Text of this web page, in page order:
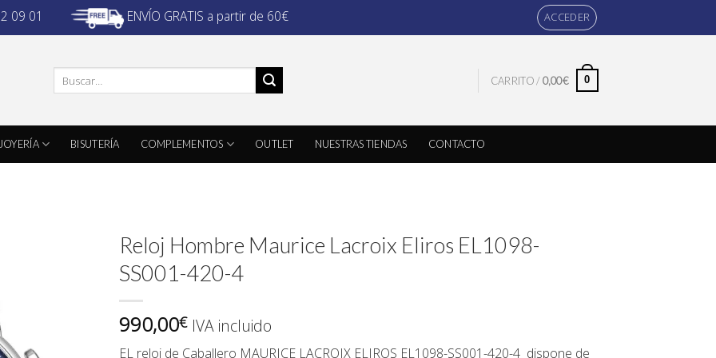
09 01 ENVÍO GRATIS a partir de 60€ ACCEDER
por:
CARRITO /0,00€ 0
JOYERÍA BISUTERÍA COMPLEMENTOS OUTLET NUESTRAS TIENDAS CONTACTO
Reloj Hombre Maurice Lacroix Eliros EL1098-
SS001-420-4
990,00€ IVA incluido
EL reloj de Caballero MAURICE LACROIX ELIROS EL1098-SS001-420-4 dispone de